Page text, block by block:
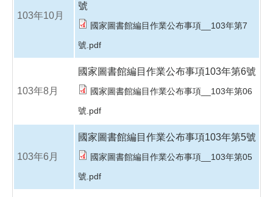
103年10月
號
國家圖書館編目作業公布事項__103年第7
號.pdf
103年8月
國家圖書館編目作業公布事項103年第6號
國家圖書館編目作業公布事項__103年第06
號.pdf
103年6月
國家圖書館編目作業公布事項103年第5號
國家圖書館編目作業公布事項__103年第05
號.pdf